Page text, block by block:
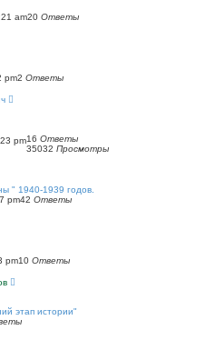
am20 Ответы
pm2 Ответы
pm16 Ответы
35032 Просмотры
" 1940-1939 годов.
pm42 Ответы
pm10 Ответы
этап истории"